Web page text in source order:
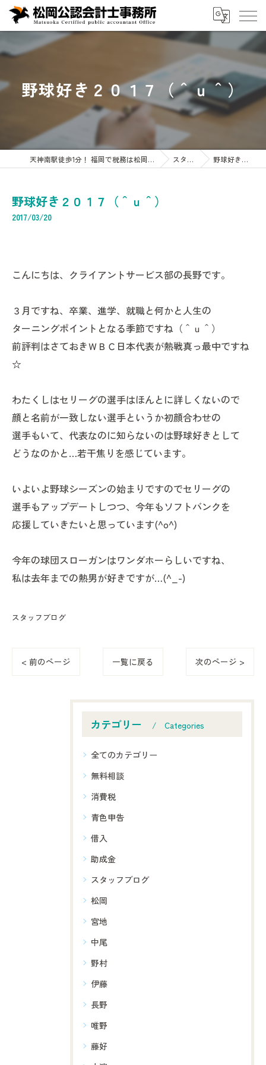
野球好き２０１７（＾ｕ＾）
天神南駅徒歩1分！ 福岡で税務は松岡公認会計士事務所へ 企業・会計・税務・相続専門 スタッフブログ 野球好き２０１７（＾ｕ＾）
野球好き２０１７（＾ｕ＾）
2017/03/20
こんにちは、クライアントサービス部の長野です。
３月ですね、卒業、進学、就職と何かと人生の
ターニングポイントとなる季節ですね（＾ｕ＾）
前評判はさておきＷＢＣ日本代表が熱戦真っ最中ですね
☆
わたくしはセリーグの選手はほんとに詳しくないので
顔と名前が一致しない選手というか初顔合わせの
選手もいて、代表なのに知らないのは野球好きとして
どうなのかと…若干焦りを感じています。
いよいよ野球シーズンの始まりですのでセリーグの
選手もアップデートしつつ、今年もソフトバンクを
応援していきたいと思っています(^o^)
今年の球団スローガンはワンダホーらしいですね、
私は去年までの熱男が好きですが…(^_-)
スタッフブログ
< 前のページ 一覧に戻る 次のページ >
カテゴリー Categories
全てのカテゴリー
無料相談
消費税
青色申告
借入
助成金
スタッフブログ
松岡
宮地
中尾
野村
伊藤
長野
唯野
藤好